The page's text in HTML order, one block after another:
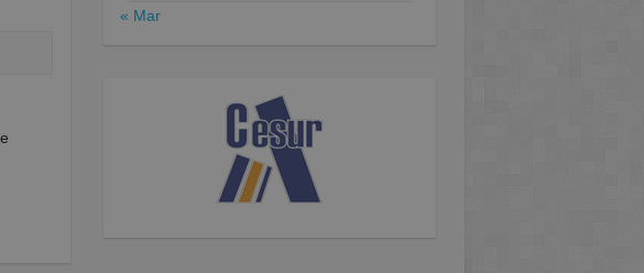
« Mar